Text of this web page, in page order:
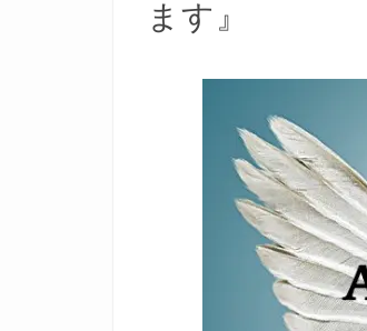
ます』